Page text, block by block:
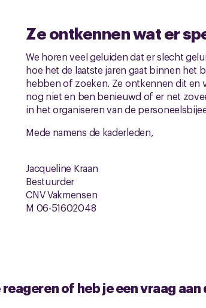
Ze ontkennen wat er
We horen veel geluiden dat er slecht
hoe het de laatste jaren gaat binnen het
hebben of zoeken. Ze ontkennen dit en
nog niet en ben benieuwd of er net
in het organiseren van de
Mede namens de kaderleden,
Jacqueline Kraan
Bestuurder
CNV Vakmensen
M 06-51602048
reageren of heb je een vraag